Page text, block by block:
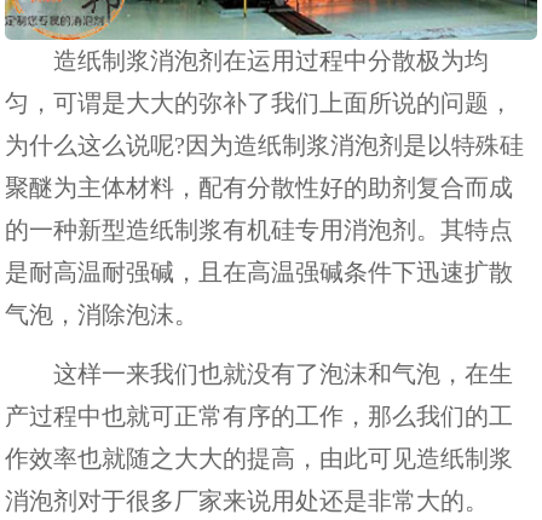
造纸制浆消泡剂在运用过程中分散极为均
匀，可谓是大大的弥补了我们上面所说的问题，
为什么这么说呢?因为造纸制浆消泡剂是以特殊硅
聚醚为主体材料，配有分散性好的助剂复合而成
的一种新型造纸制浆有机硅专用消泡剂。其特点
是耐高温耐强碱，且在高温强碱条件下迅速扩散
气泡，消除泡沫。
这样一来我们也就没有了泡沫和气泡，在生
产过程中也就可正常有序的工作，那么我们的工
作效率也就随之大大的提高，由此可见造纸制浆
消泡剂对于很多厂家来说用处还是非常大的。